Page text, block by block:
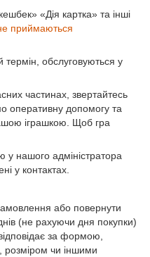
«Дія картка» та інші
приймаються
термін, обслуговуються у
частинах, звертайтесь
оперативну допомогу та
іграшкою. Щоб гра
у нашого адміністратора
у контактах.
або повернути
(не рахуючи дня покупки)
за формою,
чи іншими